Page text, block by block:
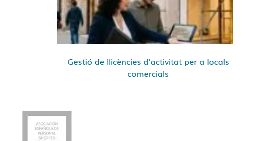
Gestió de llicències d’activitat per a locals
comercials